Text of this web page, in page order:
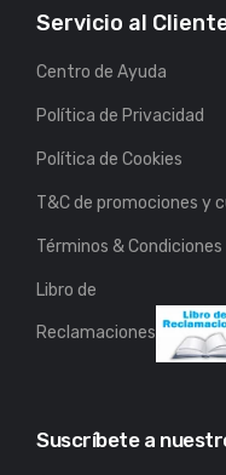
Servicio al
Centro de Ayuda
Política de Privacidad
Política de Cookies
T&C de promociones y
Términos & Condiciones
Libro de
Reclamaciones
Suscríbete a